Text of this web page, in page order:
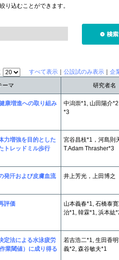
り込むことができます。
すべて表示 公設試のみ表示
企
ーマ 研究者名
康増進への取り組み
中潟崇*1, 山田陽介
*3
力増強を目的とした
トレッドミル歩行
宮谷昌枝*1，河島則
T.Adam Thrasher*3
発汗および皮膚血流
井上芳光，上田博之
評価
山本義春*1, 石橋泰
治*1, 韓霖*1, 浜本紘
定法による水泳疲労
業閾値）に成り得る
若吉浩二*1, 生田香
義*2, 森谷敏夫*1